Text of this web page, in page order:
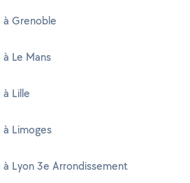
Grenoble
Le Mans
Lille
Limoges
Lyon 3e Arrondissement